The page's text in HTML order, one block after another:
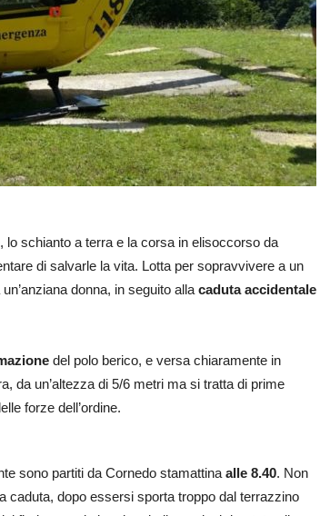
, lo schianto a terra e la corsa in elisoccorso da
di salvarle la vita. Lotta per sopravvivere a un
donna, in seguito alla caduta accidentale
del polo berico, e versa chiaramente in
da un’altezza di 5/6 metri ma si tratta di prime
forze dell’ordine.
sono partiti da Cornedo stamattina alle 8.40. Non
caduta, dopo essersi sporta troppo dal terrazzino